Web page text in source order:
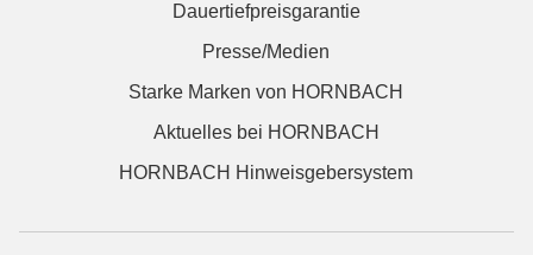
Dauertiefpreisgarantie
Presse/Medien
Starke Marken von HORNBACH
Aktuelles bei HORNBACH
HORNBACH Hinweisgebersystem